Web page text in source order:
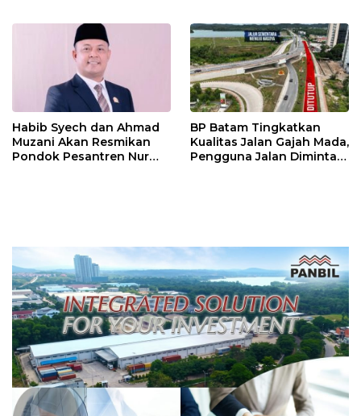
Habib Syech dan Ahmad
Muzani Akan Resmikan
Pondok Pesantren Nur
BP Batam Tingkatkan
Kualitas Jalan Gajah Mada,
Pengguna Jalan Diminta